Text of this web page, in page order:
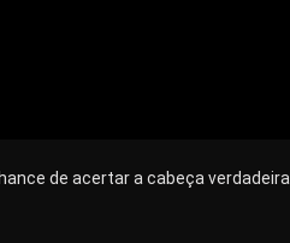
de acertar a cabeça